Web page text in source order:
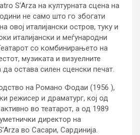
S’Arza на културната сцена на
не само што го збогати
овој италијански остров, туку и
италијански и меѓународни
со комбинирањето на
музиката и визуелните
остава силен сценски печат.
на Романо Фодаи (1956 ),
режисер и драматург, кој од
во театарот, а од 1989
директор на
во Сасари, Сардинија.